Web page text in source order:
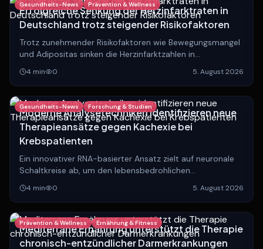
Gesundheits-News Prävention & Wellness
Erfolgreiche Senkung der Herzinfarktraten in
Deutschland trotz steigender Risikofaktoren
Trotz zunehmender Risikofaktoren wie Bewegungsmangel
und Adipositas sinken die Herzinfarktzahlen in
Deutschland. Experten analysieren die Gründe hinter
dieser positiven Entwicklung.
4 min 0 5. August 2026
Gesundheits-News Forschung & Studien
Moderne Analysetechniken identifizieren neue
Therapieansätze gegen Kachexie bei
Krebspatienten
Ein innovativer RNA-basierter Ansatz zielt auf neuronale
Schaltkreise ab, um den lebensbedrohlichen
Muskelschwund bei Krebserkrankungen zu stoppen und
die Lebensqualität Betroffener zu verbessern.
4 min 0 5. August 2026
Prävention & Wellness Ernährung & Fitness
Mediterrane Ernährung unterstützt die Therapie
chronisch-entzündlicher Darmerkrankungen